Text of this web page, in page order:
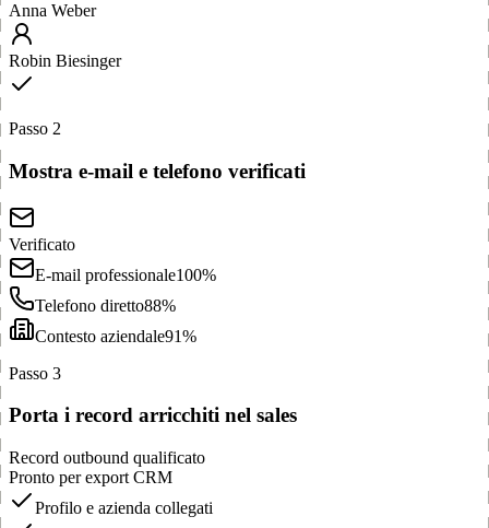
Anna Weber
Robin Biesinger
Passo 2
Mostra e-mail e telefono verificati
Verificato
E-mail professionale100%
Telefono diretto88%
Contesto aziendale91%
Passo 3
Porta i record arricchiti nel sales
Record outbound qualificato
Pronto per export CRM
Profilo e azienda collegati